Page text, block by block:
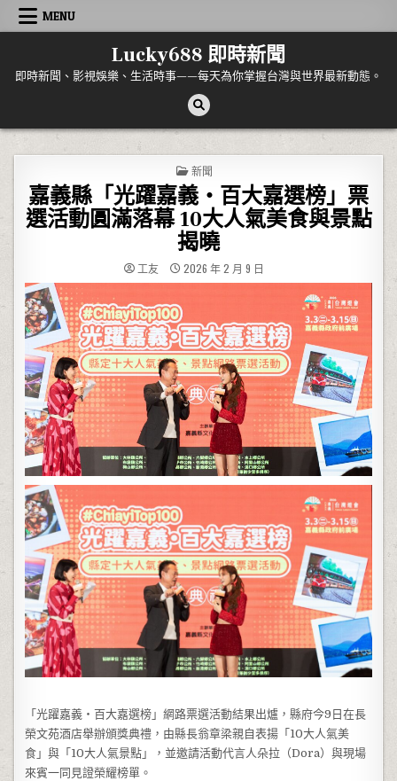
Skip to content
MENU
Lucky688 即時新聞
即時新聞、影視娛樂、生活時事——每天為你掌握台灣與世界最新動態。
POSTED IN
新聞
嘉義縣「光躍嘉義‧百大嘉選榜」票
選活動圓滿落幕 10大人氣美食與景點
揭曉
工友 2026 年 2 月 9 日
「光躍嘉義‧百大嘉選榜」網路票選活動結果出爐，縣府今9日在長
榮文苑酒店舉辦頒獎典禮，由縣長翁章梁親自表揚「10大人氣美
食」與「10大人氣景點」，並邀請活動代言人朵拉（Dora）與現場
來賓一同見證榮耀榜單。